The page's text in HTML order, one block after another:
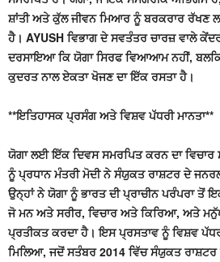
ਸ਼ਾਂਤੀ ਅਤੇ ਕੁੱਲ ਜੀਵਨ ਮਿਆਰ ਨੂੰ ਬਰਕਰਾਰ ਰੱਖਣ
ਹੈ। AYUSH ਵਿਭਾਗ ਦੇ ਸਵਤੰਤਰ ਚਾਰਜ਼ ਵਾਲੇ
ਦਰਸਾਇਆ ਕਿ ਯੋਗਾ ਸਿਰਫ ਵਿਆਆਮ ਨਹੀਂ,
ਕੁਦਰਤ ਨਾਲ ਏਕਤਾ ਖੋਜਣ ਦਾ ਇੱਕ ਰਸਤਾ ਹੈ।
**ਇਤਿਹਾਸਕ ਪ੍ਰਸੰਗ ਅਤੇ ਵਿਸ਼ਵ ਪੱਧਰੀ ਮਾਨਤਾ**
ਯੋਗਾ ਲਈ ਇੱਕ ਦਿਵਸ ਸਮਰਪਿਤ ਕਰਨ ਦਾ ਵਿਚਾਰ
ਨੂੰ ਪ੍ਰਧਾਨ ਮੰਤਰੀ ਮੋਦੀ ਨੇ ਸੰਯੁਕਤ ਰਾਸ਼ਟਰ ਦੇ
ਉਨ੍ਹਾਂ ਨੇ ਯੋਗਾ ਨੂੰ ਭਾਰਤ ਦੀ ਪ੍ਰਾਚੀਨ ਪਰੰਪਰਾ
ਜੋ ਮਨ ਅਤੇ ਸਰੀਰ, ਵਿਚਾਰ ਅਤੇ ਕਿਰਿਆ, ਅਤੇ
ਪ੍ਰਤੀਕਤ ਕਰਦਾ ਹੈ। ਇਸ ਪ੍ਰਸਤਾਵ ਨੂੰ ਵਿਸ਼ਵ
ਮਿਲਿਆ, ਜਦੋਂ ਸਤੰਬਰ 2014 ਵਿੱਚ ਸੰਯੁਕਤ